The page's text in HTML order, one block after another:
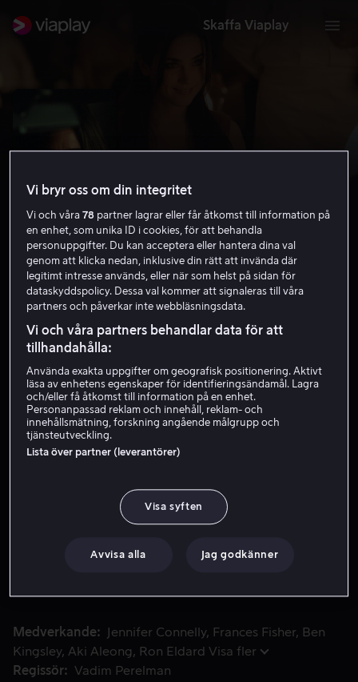
Skaffa Viaplay
Ett hus av sand och dimma
7.5 Drama Kriminaldrama 2003
15 år
HD
Hyr 49 kr
Kathys liv ligger i ruiner. Hennes hus har beslagtagits
felaktiga grunder och sålts till en iransk politisk flykting
Medverkande Jennifer Connelly Frances Fisher
Ben
Kingsley Aki Aleong Ron Eldard Visa fler
Regissör
Vadim Perelman
Vi bryr oss om din integritet
Vi och våra78 partner lagrar eller får åtkomst till information på
en enhet, som unika ID i cookies, för att behandla
personuppgifter. Du kan acceptera eller hantera dina val
genom att klicka nedan, inklusive din rätt att invända där
legitimt intresse används, eller när som helst på sidan för
dataskyddspolicy. Dessa val kommer att signaleras till våra
partners och påverkar inte webbläsningsdata.
Vi och våra partners behandlar data för att
tillhandahålla:
Använda exakta uppgifter om geografisk positionering. Aktivt
läsa av enhetens egenskaper för identifieringsändamål. Lagra
och/eller få åtkomst till information på en enhet.
Personanpassad reklam och innehåll, reklam- och
innehållsmätning, forskning angående målgrupp och
tjänsteutveckling.
Lista över partner (leverantörer)
Visa syften
Avvisa alla Jag godkänner